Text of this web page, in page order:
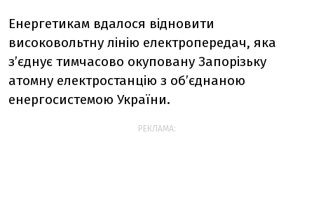
Енергетикам вдалося відновити
високовольтну лінію електропередач, яка
з’єднує тимчасово окуповану Запорізьку
атомну електростанцію з об’єднаною
енергосистемою України.
РЕКЛАМА: